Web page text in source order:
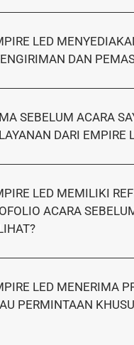
LED
DAN
SEBELUM ACARA
DARI EMPIRE
LED MEMILIKI
ACARA
LED MENERIMA
PERMINTAAN